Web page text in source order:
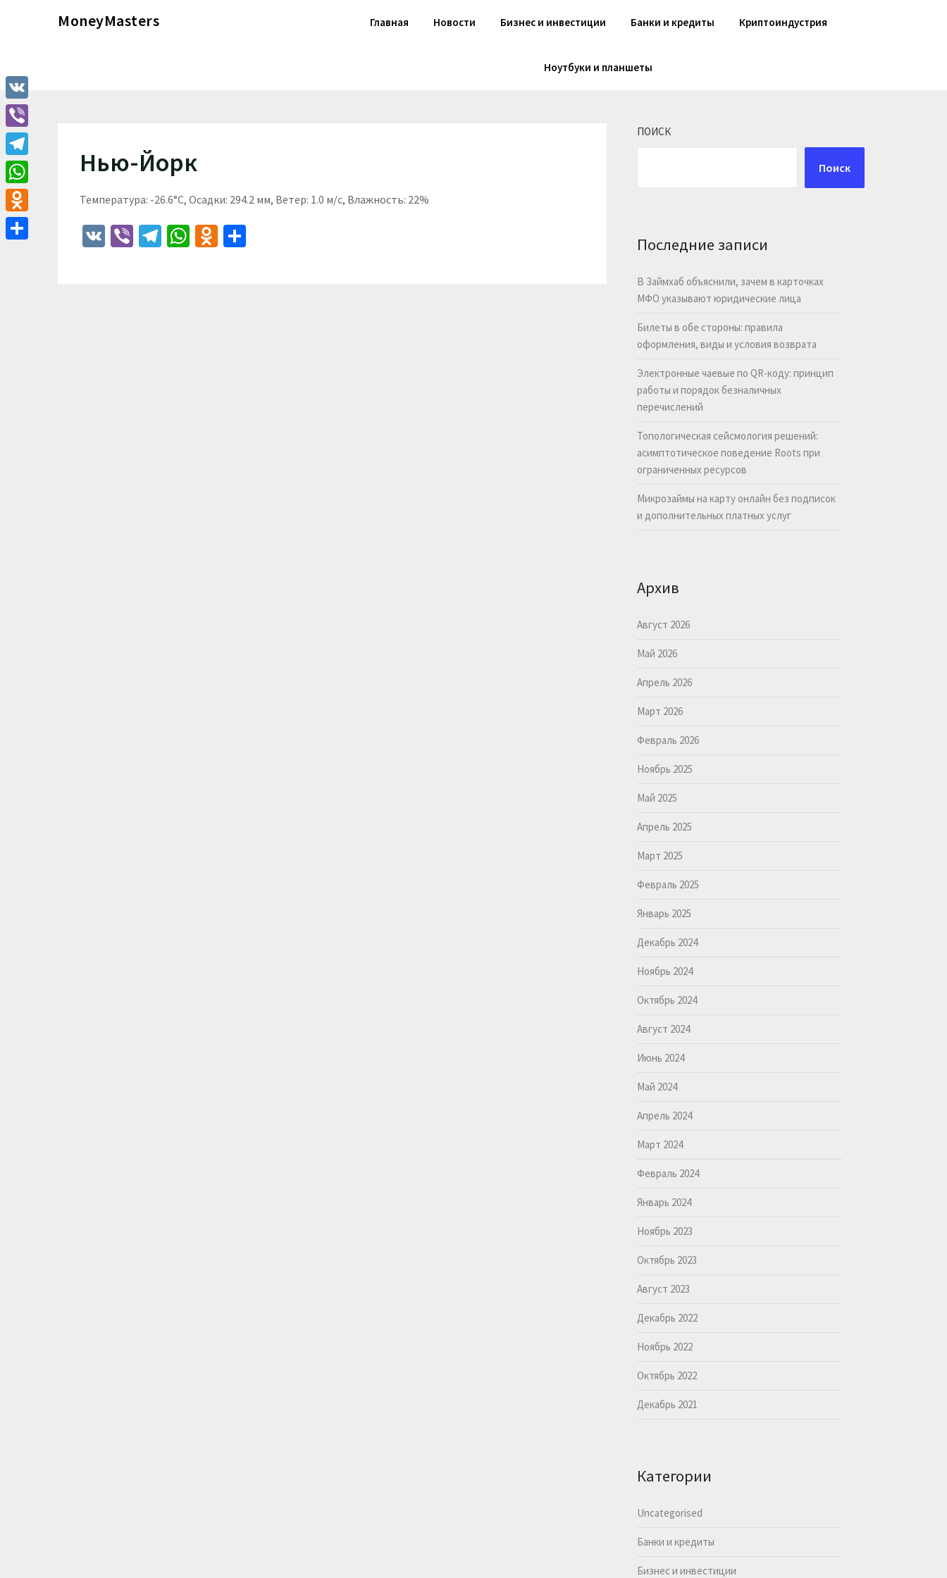
MoneyMasters Главная Новости Бизнес и инвестиции Банки и кредиты Криптоиндустрия
Ноутбуки и планшеты
Нью-Йорк
Температура: -26.6°C, Осадки: 294.2 мм, Ветер: 1.0 м/с, Влажность: 22%
VK ViberTelegram
WhatsApp
Odnoklassniki
ПОИСК
Поиск
Последние записи
В Займхаб объяснили, зачем в карточках
МФО указывают юридические лица
Билеты в обе стороны: правила
оформления, виды и условия возврата
Электронные чаевые по QR-коду: принцип
работы и порядок безналичных
перечислений
Топологическая сейсмология решений:
асимптотическое поведение Roots при
ограниченных ресурсов
Микрозаймы на карту онлайн без подписок
и дополнительных платных услуг
Архив
Август 2026
Май 2026
Апрель 2026
Март 2026
Февраль 2026
Ноябрь 2025
Май 2025
Апрель 2025
Март 2025
Февраль 2025
Январь 2025
Декабрь 2024
Ноябрь 2024
Октябрь 2024
Август 2024
Июнь 2024
Май 2024
Апрель 2024
Март 2024
Февраль 2024
Январь 2024
Ноябрь 2023
Октябрь 2023
Август 2023
Декабрь 2022
Ноябрь 2022
Октябрь 2022
Декабрь 2021
Категории
Uncategorised
Банки и кредиты
Бизнес и инвестиции
VK
Viber
Telegram
WhatsApp
Odnoklassniki